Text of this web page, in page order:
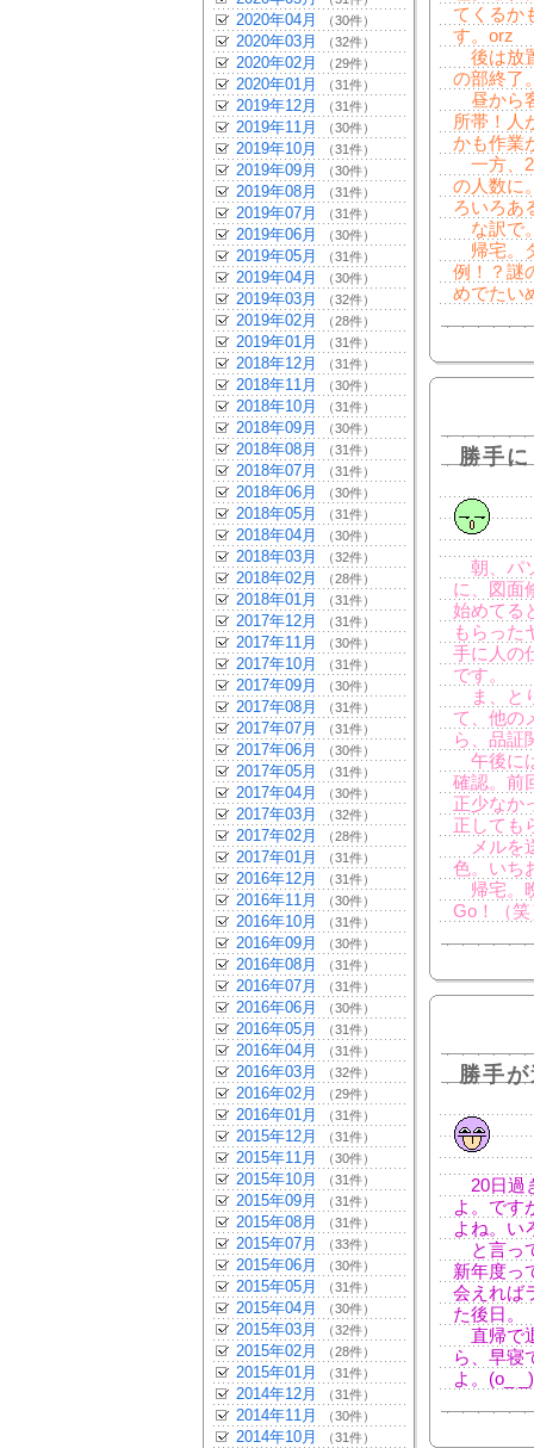
2020年04月 （30件）
2020年03月 （32件）
2020年02月 （29件）
2020年01月 （31件）
2019年12月 （31件）
2019年11月 （30件）
2019年10月 （31件）
2019年09月 （30件）
2019年08月 （31件）
2019年07月 （31件）
2019年06月 （30件）
2019年05月 （31件）
2019年04月 （30件）
2019年03月 （32件）
2019年02月 （28件）
2019年01月 （31件）
2018年12月 （31件）
2018年11月 （30件）
2018年10月 （31件）
2018年09月 （30件）
2018年08月 （31件）
2018年07月 （31件）
2018年06月 （30件）
2018年05月 （31件）
2018年04月 （30件）
2018年03月 （32件）
2018年02月 （28件）
2018年01月 （31件）
2017年12月 （31件）
2017年11月 （30件）
2017年10月 （31件）
2017年09月 （30件）
2017年08月 （31件）
2017年07月 （31件）
2017年06月 （30件）
2017年05月 （31件）
2017年04月 （30件）
2017年03月 （32件）
2017年02月 （28件）
2017年01月 （31件）
2016年12月 （31件）
2016年11月 （30件）
2016年10月 （31件）
2016年09月 （30件）
2016年08月 （31件）
2016年07月 （31件）
2016年06月 （30件）
2016年05月 （31件）
2016年04月 （31件）
2016年03月 （32件）
2016年02月 （29件）
2016年01月 （31件）
2015年12月 （31件）
2015年11月 （30件）
2015年10月 （31件）
2015年09月 （31件）
2015年08月 （31件）
2015年07月 （33件）
2015年06月 （30件）
2015年05月 （31件）
2015年04月 （30件）
2015年03月 （32件）
2015年02月 （28件）
2015年01月 （31件）
2014年12月 （31件）
2014年11月 （30件）
2014年10月 （31件）
てくるか
す。orz
後は放
の部終了
昼から
所帯！人
かも作業
一方、2
の人数に
ろいろあ
な訳で
帰宅。
例！？謎
めでたい
勝手に
朝、パ
に、図面
始めてる
もらった
手に人の
です。
ま、と
て、他の
ら、品証
午後に
確認。前
正少なか
正しても
メルを
色。いち
帰宅。
Go！（笑
勝手
20日過
よ。です
よね。い
と言っ
新年度っ
会えれば
た後日。
直帰で
ら、早寝
よ。(o_